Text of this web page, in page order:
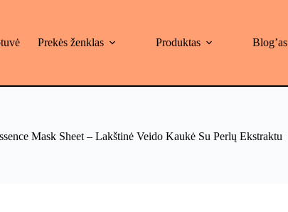
Prekės ženklas Produktas Blog’as
Mask Sheet – Lakštinė Veido Kaukė Su Perlų Ekstraktu